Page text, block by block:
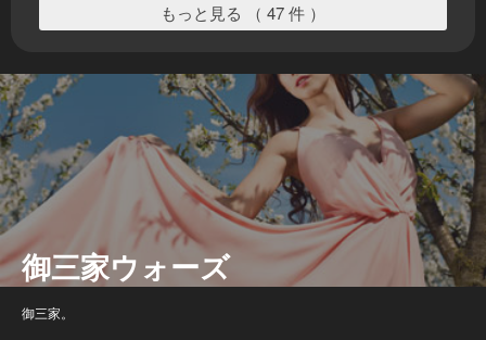
もっと見る （ 47 件 ）
御三家ウォーズ
御三家。